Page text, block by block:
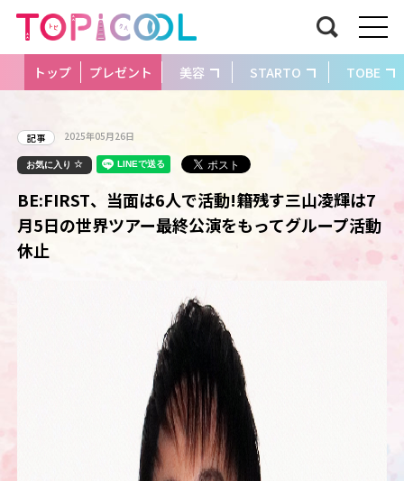
トップ プレゼント 美容 STARTO TOBE
記事 2025年05月26日
お気に入り
BE:FIRST、当面は6人で活動!籍残す三山凌輝は7
月5日の世界ツアー最終公演をもってグループ活動
休止